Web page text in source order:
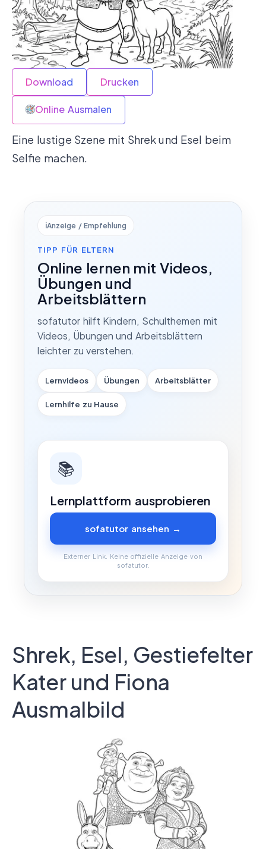
Download Drucken
Online Ausmalen
Eine lustige Szene mit Shrek und Esel beim
Selfie machen.
ℹ️Anzeige / Empfehlung
TIPP FÜR ELTERN
Online lernen mit Videos,
Übungen und
Arbeitsblättern
sofatutor hilft Kindern, Schulthemen mit
Videos, Übungen und Arbeitsblättern
leichter zu verstehen.
Lernvideos Übungen Arbeitsblätter
Lernhilfe zu Hause
📚
Lernplattform ausprobieren
sofatutor ansehen →
Externer Link. Keine offizielle Anzeige von
sofatutor.
Shrek, Esel, Gestiefelter
Kater und Fiona
Ausmalbild